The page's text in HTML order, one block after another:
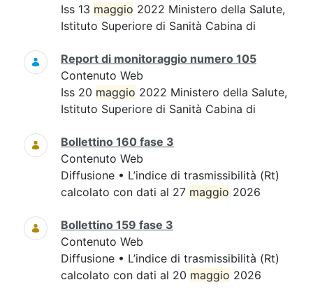
Iss 13 maggio 2022 Ministero della Salute,
Istituto Superiore di Sanità Cabina di
Report di monitoraggio numero 105
Contenuto Web
Iss 20 maggio 2022 Ministero della Salute,
Istituto Superiore di Sanità Cabina di
Bollettino 160 fase 3
Contenuto Web
Diffusione • L’indice di trasmissibilità (Rt)
calcolato con dati al 27 maggio 2026
Bollettino 159 fase 3
Contenuto Web
Diffusione • L’indice di trasmissibilità (Rt)
calcolato con dati al 20 maggio 2026